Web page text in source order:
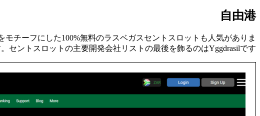
自由港
チーフにした100%無料のラスベガスセントスロットも人気がありま
ントスロットの主要開発会社リストの最後を飾るのはYggdrasilです。